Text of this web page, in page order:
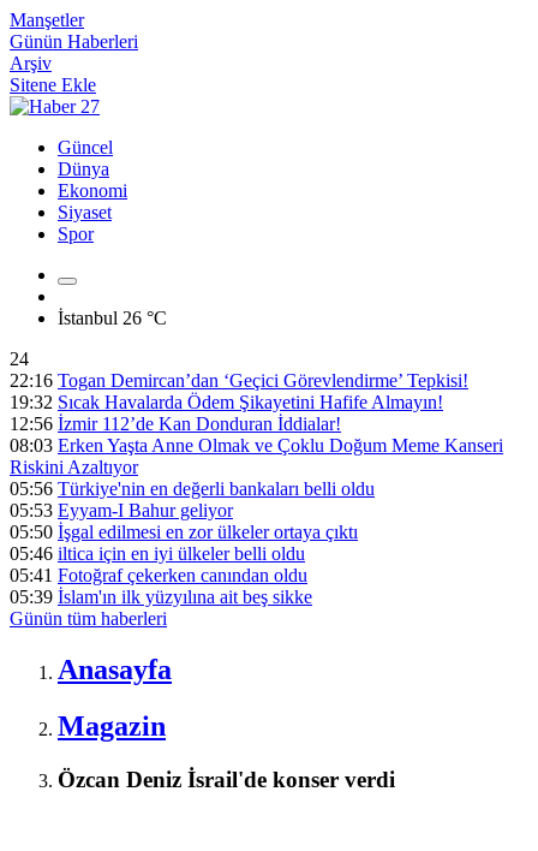
Manşetler
Günün Haberleri
Arşiv
Sitene Ekle
Güncel
Dünya
Ekonomi
Siyaset
Spor
İstanbul 26 °C
24
22:16 Togan Demircan’dan ‘Geçici Görevlendirme’ Tepkisi!
19:32 Sıcak Havalarda Ödem Şikayetini Hafife Almayın!
12:56 İzmir 112’de Kan Donduran İddialar!
08:03 Erken Yaşta Anne Olmak ve Çoklu Doğum Meme Kanseri
Riskini Azaltıyor
05:56 Türkiye'nin en değerli bankaları belli oldu
05:53 Eyyam-I Bahur geliyor
05:50 İşgal edilmesi en zor ülkeler ortaya çıktı
05:46 iltica için en iyi ülkeler belli oldu
05:41 Fotoğraf çekerken canından oldu
05:39 İslam'ın ilk yüzyılına ait beş sikke
Günün tüm haberleri
Anasayfa
Magazin
Özcan Deniz İsrail'de konser verdi